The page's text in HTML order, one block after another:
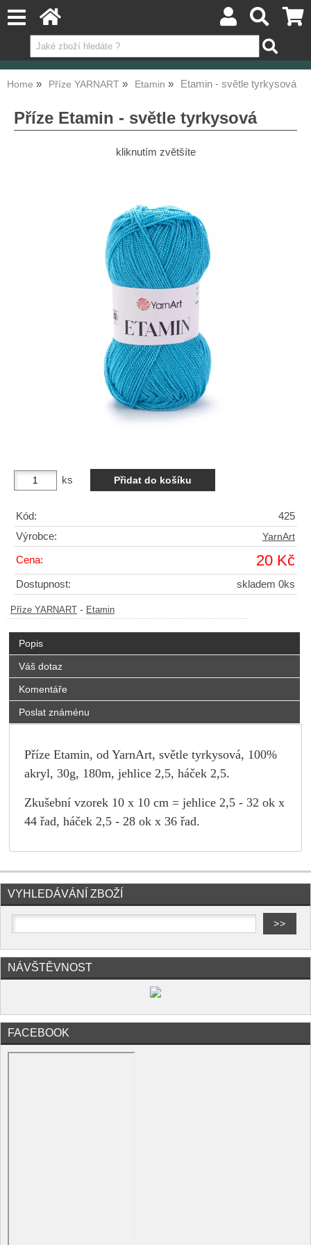
Home Příze YARNART Etamin Etamin - světle tyrkysová
Příze Etamin - světle tyrkysová
kliknutím zvětšíte
ks
Kód:
425
Výrobce:
YarnArt
Cena: 20 Kč
Dostupnost: skladem 0ks
Příze YARNART - Etamin
Popis
Váš dotaz
Komentáře
Poslat známénu
Příze Etamin, od YarnArt, světle tyrkysová, 100%
akryl, 30g, 180m, jehlice 2,5, háček 2,5.
Zkušební vzorek 10 x 10 cm = jehlice 2,5 - 32 ok x
44 řad, háček 2,5 - 28 ok x 36 řad.
VYHLEDÁVÁNÍ ZBOŽÍ
NÁVŠTĚVNOST
FACEBOOK